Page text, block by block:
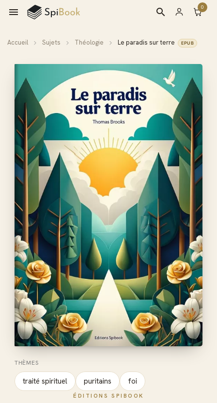
 0
search
Accueil Sujets Théologie Le paradis sur terre EPUB
THÈMES
traité spirituel puritains foi
ÉDITIONS SPIBOOK